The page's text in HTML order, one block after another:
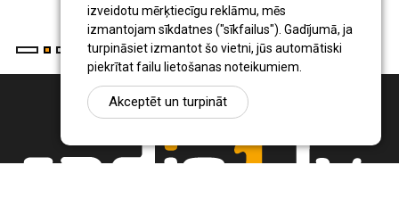
izveidotu mērķtiecīgu reklāmu, mēs
izmantojam sīkdatnes ("sīkfailus"). Gadījumā, ja
turpināsiet izmantot šo vietni, jūs automātiski
piekrītat failu lietošanas noteikumiem.
Akceptēt un turpināt